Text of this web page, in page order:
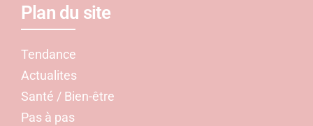
Plan du site
Tendance
Actualites
Santé / Bien-être
Pas à pas